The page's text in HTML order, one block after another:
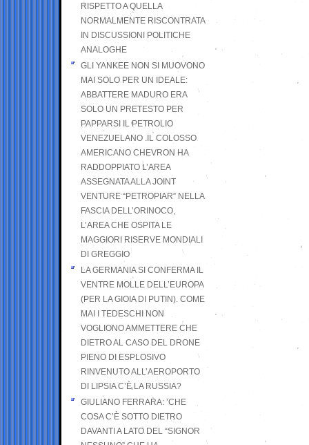
RISPETTO A QUELLA
NORMALMENTE RISCONTRATA
IN DISCUSSIONI POLITICHE
ANALOGHE
GLI YANKEE NON SI MUOVONO
MAI SOLO PER UN IDEALE:
ABBATTERE MADURO ERA
SOLO UN PRETESTO PER
PAPPARSI IL PETROLIO
VENEZUELANO .IL COLOSSO
AMERICANO CHEVRON HA
RADDOPPIATO L’AREA
ASSEGNATA ALLA JOINT
VENTURE “PETROPIAR” NELLA
FASCIA DELL’ORINOCO,
L’AREA CHE OSPITA LE
MAGGIORI RISERVE MONDIALI
DI GREGGIO
LA GERMANIA SI CONFERMA IL
VENTRE MOLLE DELL’EUROPA
(PER LA GIOIA DI PUTIN). COME
MAI I TEDESCHI NON
VOGLIONO AMMETTERE CHE
DIETRO AL CASO DEL DRONE
PIENO DI ESPLOSIVO
RINVENUTO ALL’AEROPORTO
DI LIPSIA C’È LA RUSSIA?
GIULIANO FERRARA: ’CHE
COSA C’È SOTTO DIETRO
DAVANTI A LATO DEL “SIGNOR